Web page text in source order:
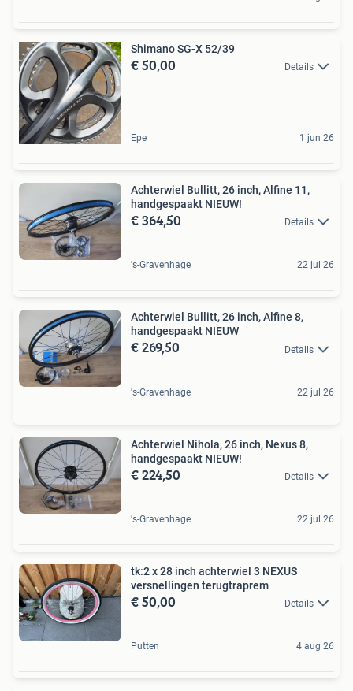
Shimano SG-X 52/39
€ 50,00 Details
Epe 1 jun 26
Achterwiel Bullitt, 26 inch, Alfine 11,
handgespaakt NIEUW!
€ 364,50 Details
's-Gravenhage 22 jul 26
Achterwiel Bullitt, 26 inch, Alfine 8,
handgespaakt NIEUW
€ 269,50 Details
's-Gravenhage 22 jul 26
Achterwiel Nihola, 26 inch, Nexus 8,
handgespaakt NIEUW!
€ 224,50 Details
's-Gravenhage 22 jul 26
tk:2 x 28 inch achterwiel 3 NEXUS
versnellingen terugtraprem
€ 50,00 Details
Putten 4 aug 26